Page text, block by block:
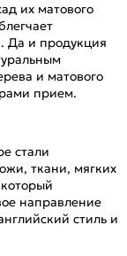
их матового
Да и продукция
и матового
прием.
стали
ткани, мягких
направление
стиль и